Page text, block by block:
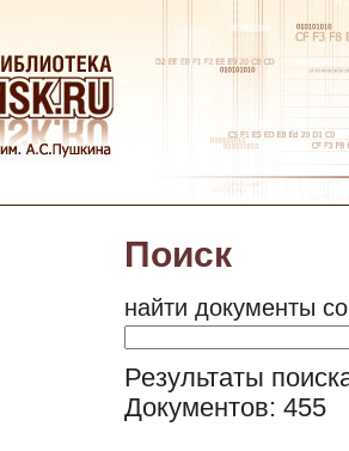
Поиск
найти документы
Результаты
Документов: 455